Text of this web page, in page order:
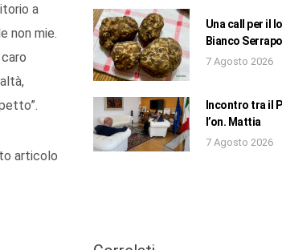
a
non mie.
articolo
Una call per il
Bianco
7 Agosto 2026
Incontro tra il
l’on. Mattia
7 Agosto 2026